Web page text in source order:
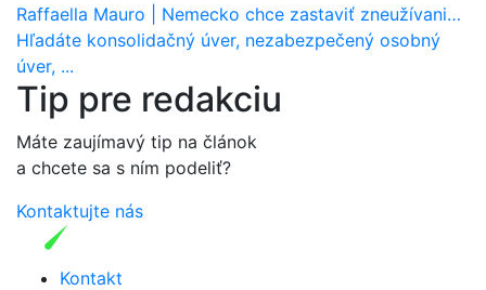
Raffaella Mauro
Nemecko chce zastaviť zneužívanie dotácií na elektromobily. Pritvrdí pravidlá
Hľadáte konsolidačný úver, nezabezpečený osobný
úver, ...
Tip pre redakciu
Máte zaujímavý tip na článok
a chcete sa s ním podeliť?
Kontaktujte nás
Kontakt